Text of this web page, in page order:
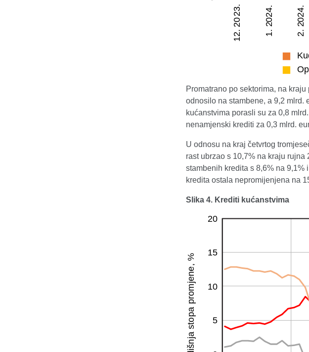
Promatrano po sektorima, na
odnosilo na stambene, a 9,2 mlrd.
kućanstvima porasli su za 0,8
nenamjenski krediti za 0,3 mlrd.
U odnosu na kraj četvrtog
rast ubrzao s 10,7% na kraju
stambenih kredita s 8,6% na
kredita ostala nepromijenjena na
Slika 4. Krediti kućanstvima